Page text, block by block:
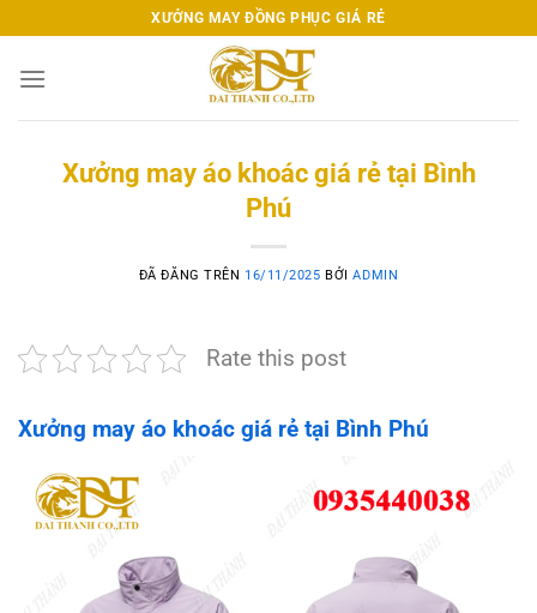
đến
nội
XƯỞNG MAY ĐỒNG PHỤC GIÁ RẺ
Xưởng may áo khoác giá rẻ tại Bình
Phú
ĐÃ ĐĂNG TRÊN 16/11/2025 BỞIADMIN
Rate this post
Xưởng may áo khoác giá rẻ tại Bình Phú